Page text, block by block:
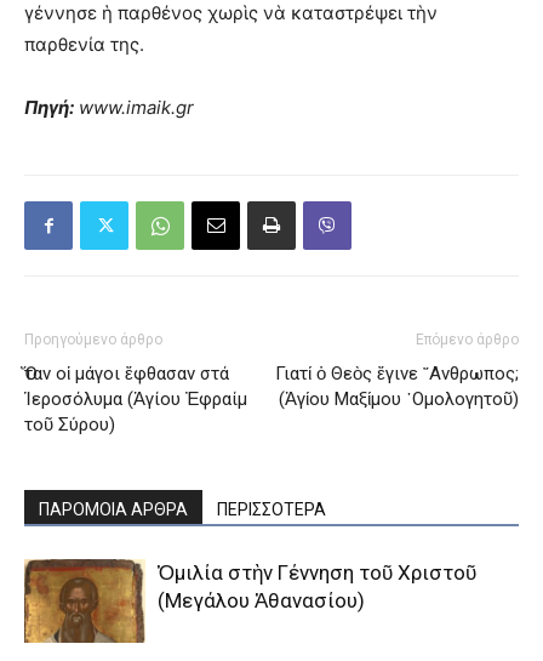
γέννησε ἡ παρθένος χωρὶς νὰ καταστρέψει τὴν
παρθενία της.
Πηγή: www.imaik.gr
Προηγούμενο άρθρο
Ὅταν οἱ μάγοι ἔφθασαν στά
Ἱεροσόλυμα (Ἁγίου Ἐφραίμ
τοῦ Σύρου)
Επόμενο άρθρο
Γιατί ὁ Θεὸς ἔγινε ῎Ανθρωπος;
(Ἁγίου Μαξίμου ῾Ομολογητοῦ)
ΠΑΡΟΜΟΙΑ ΑΡΘΡΑ ΠΕΡΙΣΣΟΤΕΡΑ
Ὁμιλία στὴν Γέννηση τοῦ Χριστοῦ
(Μεγάλου Ἀθανασίου)